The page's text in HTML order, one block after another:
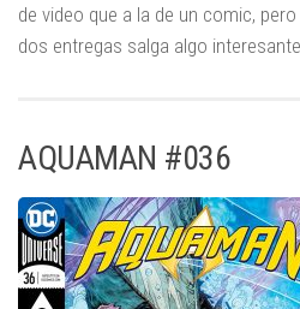
de video que a la de un comic,
dos entregas salga algo interesante.
AQUAMAN #036